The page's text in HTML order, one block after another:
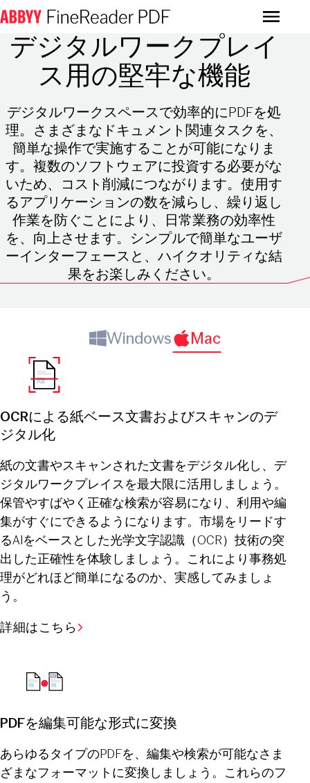
Menu
デジタルワークプレイ
ス用の堅牢な機能
デジタルワークスペースで効率的にPDFを処
理。さまざまなドキュメント関連タスクを、
簡単な操作で実施することが可能になりま
す。複数のソフトウェアに投資する必要がな
いため、コスト削減につながります。使用す
るアプリケーションの数を減らし、繰り返し
作業を防ぐことにより、日常業務の効率性
を、向上させます。シンプルで簡単なユーザ
ーインターフェースと、ハイクオリティな結
果をお楽しみください。
Windows Mac
OCRによる紙ベース文書およびスキャンのデ
ジタル化
紙の文書やスキャンされた文書をデジタル化し、デ
ジタルワークプレイスを最大限に活用しましょう。
保管やすばやく正確な検索が容易になり、利用や編
集がすぐにできるようになります。市場をリードす
るAIをベースとした光学文字認識（OCR）技術の突
出した正確性を体験しましょう。これにより事務処
理がどれほど簡単になるのか、実感してみましょ
う。
詳細はこちら
PDFを編集可能な形式に変換
あらゆるタイプのPDFを、編集や検索が可能なさま
ざまなフォーマットに変換しましょう。これらのフ